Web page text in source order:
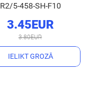
R2/5-458-SH-F10
3.45EUR
3.80EUR
IELIKT GROZĀ